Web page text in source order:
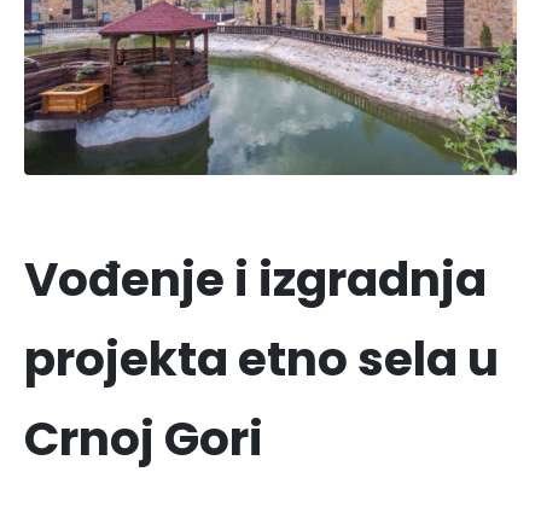
Vođenje i izgradnja
projekta etno sela u
Crnoj Gori